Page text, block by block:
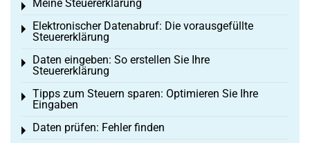
Meine Steuererklärung
Toggle menu
Elektronischer Datenabruf: Die vorausgefüllte
Steuererklärung
Toggle menu
Daten eingeben: So erstellen Sie Ihre
Steuererklärung
Toggle menu
Tipps zum Steuern sparen: Optimieren Sie Ihre
Eingaben
Toggle menu
Daten prüfen: Fehler finden
Toggle menu